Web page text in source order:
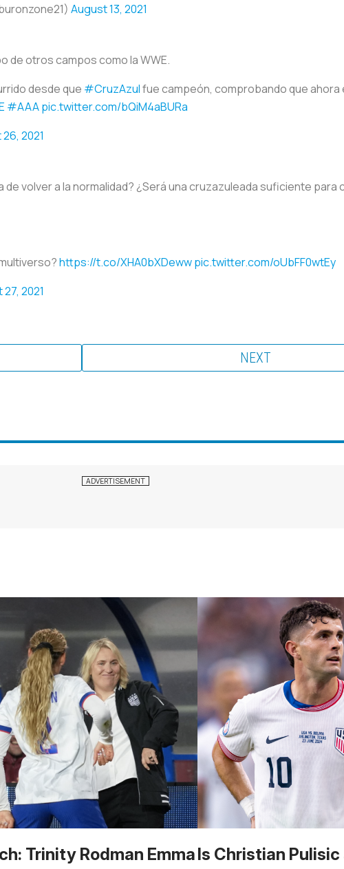
August 13, 2021
de otros campos como la WWE.
desde que #CruzAzulfue campeón, comprobando que ahora
#AAApic.twitter.com/bQiM4aBURa
2021
de volver a la normalidad? ¿Será una cruzazuleada suficiente para
https://t.co/XHA0bXDewwpic.twitter.com/oUbFF0wtEy
2021
NEXT
Trinity Rodman EmmaIs Christian